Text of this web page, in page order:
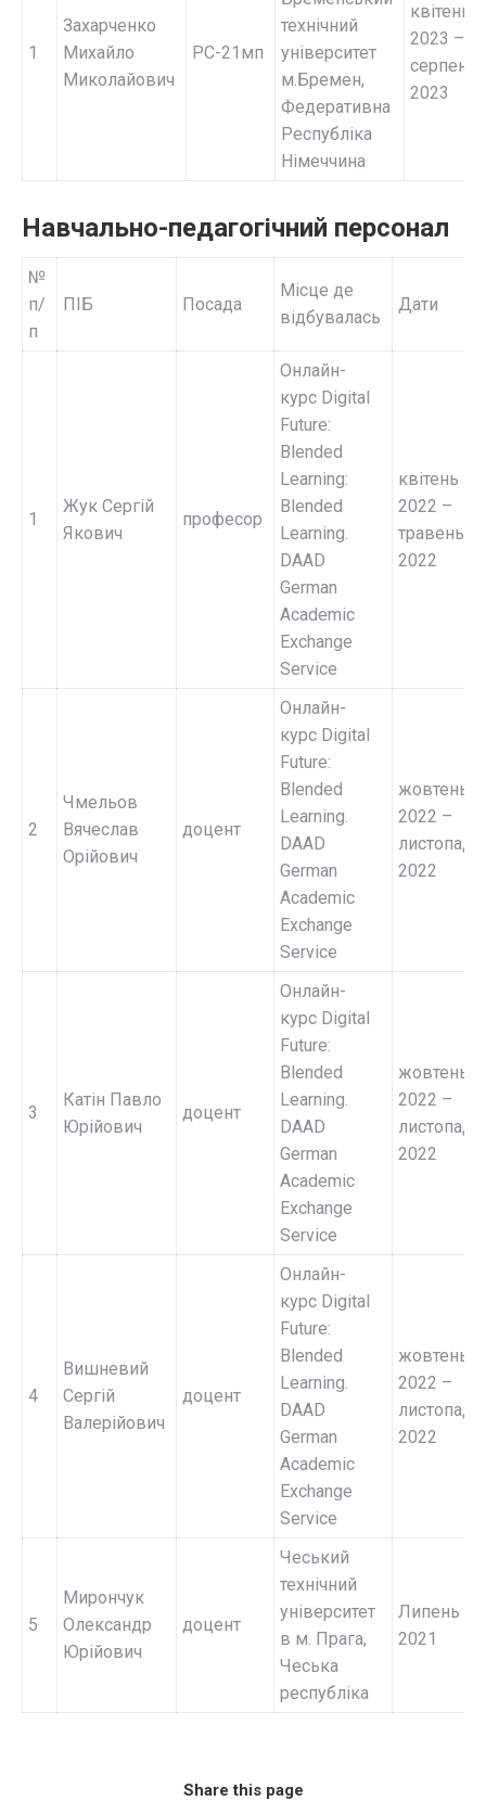
1
Захарченко
Михайло
Миколайович
РС-21мп
технічний
університет
м.Бремен,
Федеративна
Республіка
Німеччина
квітень
2023 –
серпень
2023
Навчально-педагогічний персонал
№
п/
п
ПІБ Посада
Місце де
відбувалась
Дати
1
Жук Сергій
Якович
професор
Онлайн-
курс Digital
Future:
Blended
Learning:
Blended
Learning.
DAAD
German
Academic
Exchange
Service
квітень
2022 –
травень
2022
2
Чмельов
Вячеслав
Орійович
доцент
Онлайн-
курс Digital
Future:
Blended
Learning.
DAAD
German
Academic
Exchange
Service
жовтень
2022 –
листопад
2022
3
Катін Павло
Юрійович
доцент
Онлайн-
курс Digital
Future:
Blended
Learning.
DAAD
German
Academic
Exchange
Service
жовтень
2022 –
листопад
2022
4
Вишневий
Сергій
Валерійович
доцент
Онлайн-
курс Digital
Future:
Blended
Learning.
DAAD
German
Academic
Exchange
Service
жовтень
2022 –
листопад
2022
5
Мирончук
Олександр
Юрійович
доцент
Чеський
технічний
університет
в м. Прага,
Чеська
республіка
Липень
2021
Share this page